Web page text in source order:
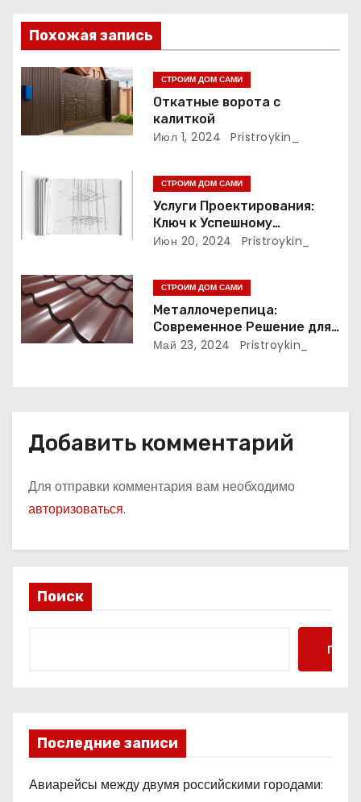
и
я
п
а
с
я
Похожая запись
СТРОИМ ДОМ САМИ
Откатные ворота с
калиткой
Июл 1, 2024 Pristroykin_
СТРОИМ ДОМ САМИ
Услуги Проектирования:
Ключ к Успешному
Реализации Ваших Идей
Июн 20, 2024 Pristroykin_
СТРОИМ ДОМ САМИ
Металлочерепица:
Современное Решение для
Крыши
Май 23, 2024 Pristroykin_
Добавить комментарий
Для отправки комментария вам необходимо
авторизоваться.
Поиск
Поиск
Последние записи
Авиарейсы между двумя российскими городами: